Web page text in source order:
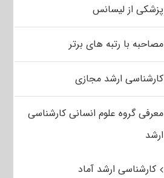
پزشکی از لیسانس
مصاحبه با رتبه های برتر
کارشناسی ارشد مجازی
معرفی گروه علوم انسانی کارشناسی
ارشد
کارشناسی ارشد آماد